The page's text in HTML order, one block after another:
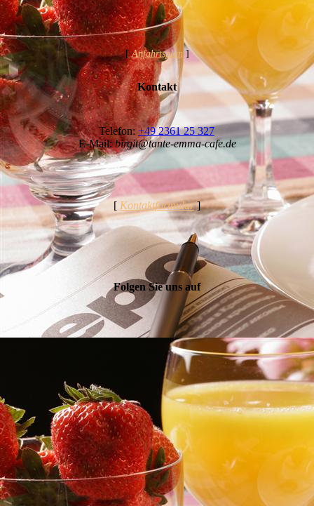
[Anfahrtsplan ]
Kontakt
Telefon: +49 2361 25 327
E-Mail:birgit@tante-emma-cafe.de
[ Kontaktformular]
Folgen Sie uns auf